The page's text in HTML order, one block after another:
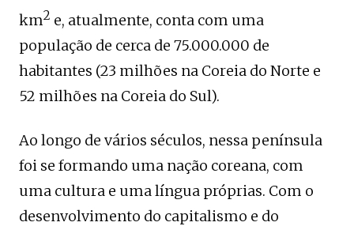
km2 e, atualmente, conta com uma
população de cerca de 75.000.000 de
habitantes (23 milhões na Coreia do Norte e
52 milhões na Coreia do Sul).
Ao longo de vários séculos, nessa península
foi se formando uma nação coreana, com
uma cultura e uma língua próprias. Com o
desenvolvimento do capitalismo e do